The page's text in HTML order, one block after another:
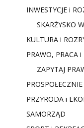
INWESTYCJE i
SKARŻYSKO
KULTURA i
PRAWO, PRACA
ZAPYTAJ
PRZYRODA i
SAMORZĄD